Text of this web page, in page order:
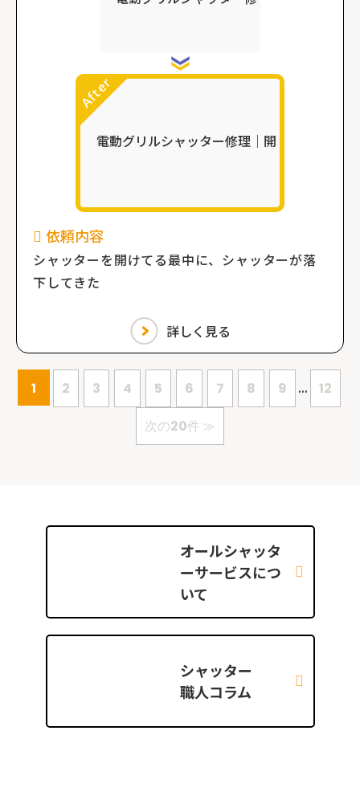
依頼内容
シャッターを開けてる最中に、シャッターが落
下してきた
詳しく見る
1 2 3 4 5 6 7 8 9 ... 12
次の20件 ≫
オールシャッタ
ーサービスにつ
いて
シャッター
職人コラム